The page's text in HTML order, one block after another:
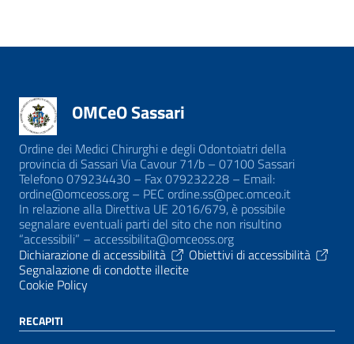
OMCeO Sassari
Ordine dei Medici Chirurghi e degli Odontoiatri della
provincia di Sassari Via Cavour 71/b – 07100 Sassari
Telefono 079234430 – Fax 079232228 – Email:
ordine@omceoss.org – PEC ordine.ss@pec.omceo.it
In relazione alla Direttiva UE 2016/679, è possibile
segnalare eventuali parti del sito che non risultino
“accessibili” – accessibilita@omceoss.org
Dichiarazione di accessibilità
Obiettivi di accessibilità
Segnalazione di condotte illecite
Cookie Policy
RECAPITI